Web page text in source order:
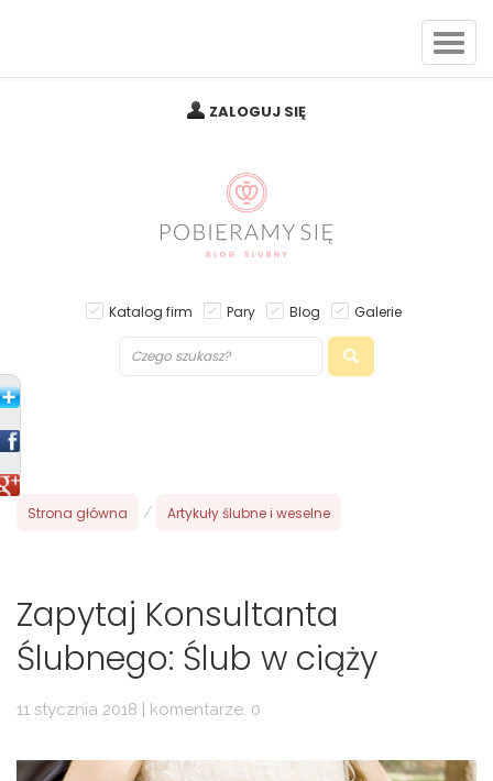
ZALOGUJ SIĘ
Katalog firm Pary Blog Galerie
Strona główna / Artykuły ślubne i weselne
Zapytaj Konsultanta
Ślubnego: Ślub w ciąży
11 stycznia 2018 | komentarze: 0